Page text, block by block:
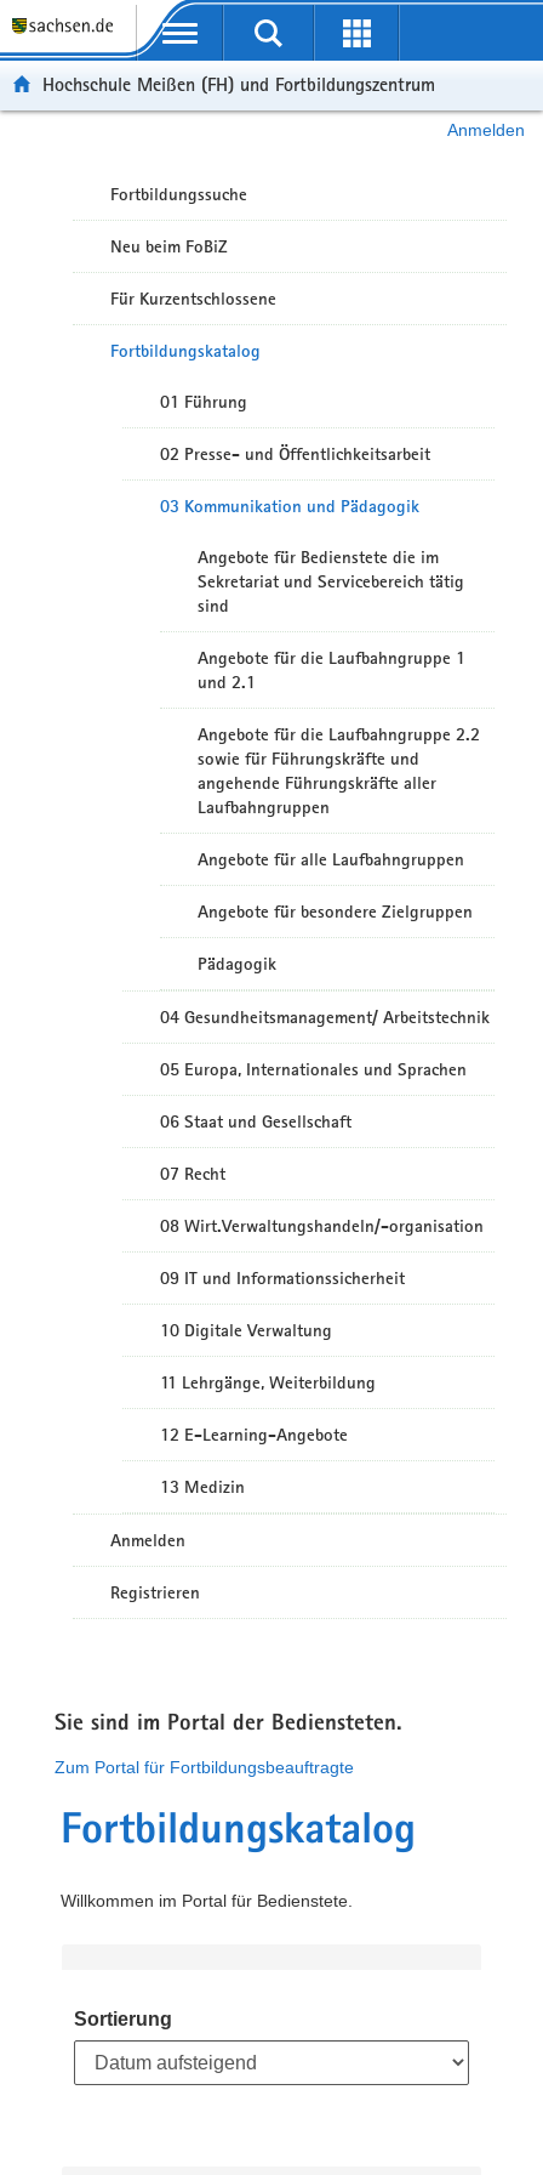
Portalübergreifende Navigation
Hochschule Meißen (FH) und Fortbildungszentrum
Anmelden
Fortbildungssuche
Neu beim FoBiZ
Für Kurzentschlossene
Fortbildungskatalog
01 Führung
02 Presse- und Öffentlichkeitsarbeit
03 Kommunikation und Pädagogik
Angebote für Bedienstete die im
Sekretariat und Servicebereich tätig
sind
Angebote für die Laufbahngruppe 1
und 2.1
Angebote für die Laufbahngruppe 2.2
sowie für Führungskräfte und
angehende Führungskräfte aller
Laufbahngruppen
Angebote für alle Laufbahngruppen
Angebote für besondere Zielgruppen
Pädagogik
04 Gesundheitsmanagement/ Arbeitstechnik
05 Europa, Internationales und Sprachen
06 Staat und Gesellschaft
07 Recht
08 Wirt.Verwaltungshandeln/-organisation
09 IT und Informationssicherheit
10 Digitale Verwaltung
11 Lehrgänge, Weiterbildung
12 E-Learning-Angebote
13 Medizin
Anmelden
Registrieren
Sie sind im Portal der Bediensteten.
Zum Portal für Fortbildungsbeauftragte
Fortbildungskatalog
Willkommen im Portal für Bedienstete.
Sortierung